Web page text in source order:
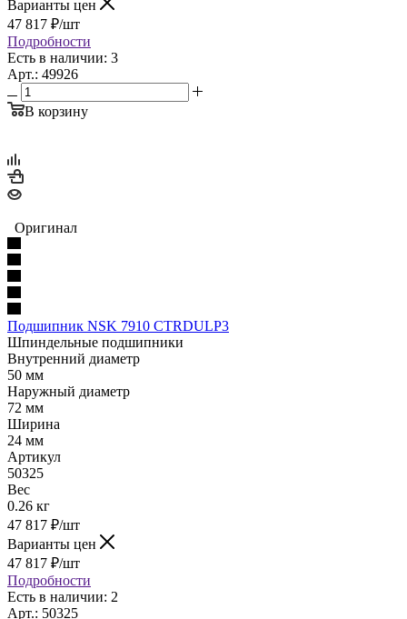
Варианты цен
47 817 ₽/шт
Подробности
Есть в наличии: 3
Арт.: 49926
В корзину
Оригинал
Подшипник NSK 7910 CTRDULP3
Шпиндельные подшипники
Внутренний диаметр
50 мм
Наружный диаметр
72 мм
Ширина
24 мм
Артикул
50325
Вес
0.26 кг
47 817 ₽/шт
Варианты цен
47 817 ₽/шт
Подробности
Есть в наличии: 2
Арт.: 50325